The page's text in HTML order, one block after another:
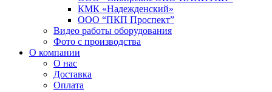
КМК «Надежденский»
ООО “ПКП Проспект”
Видео работы оборудования
Фото с производства
О компании
О нас
Доставка
Оплата